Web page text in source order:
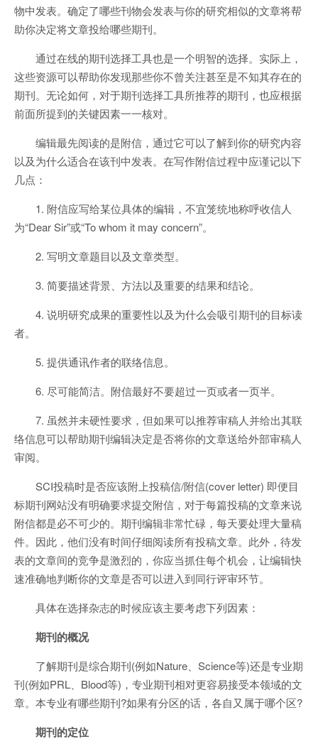
物中发表。确定了哪些刊物会发表与你的研究相似的文章将帮
助你决定将文章投给哪些期刊。
通过在线的期刊选择工具也是一个明智的选择。实际上，
这些资源可以帮助你发现那些你不曾关注甚至是不知其存在的
期刊。无论如何，对于期刊选择工具所推荐的期刊，也应根据
前面所提到的关键因素一一核对。
编辑最先阅读的是附信，通过它可以了解到你的研究内容
以及为什么适合在该刊中发表。在写作附信过程中应谨记以下
几点：
1. 附信应写给某位具体的编辑，不宜笼统地称呼收信人
为“Dear Sir”或“To whom it may concern”。
2. 写明文章题目以及文章类型。
3. 简要描述背景、方法以及重要的结果和结论。
4. 说明研究成果的重要性以及为什么会吸引期刊的目标读
者。
5. 提供通讯作者的联络信息。
6. 尽可能简洁。附信最好不要超过一页或者一页半。
7. 虽然并未硬性要求，但如果可以推荐审稿人并给出其联
络信息可以帮助期刊编辑决定是否将你的文章送给外部审稿人
审阅。
SCI投稿时是否应该附上投稿信/附信(cover letter) 即便目
标期刊网站没有明确要求提交附信，对于每篇投稿的文章来说
附信都是必不可少的。期刊编辑非常忙碌，每天要处理大量稿
件。因此，他们没有时间仔细阅读所有投稿文章。此外，待发
表的文章间的竞争是激烈的，你应当抓住每个机会，让编辑快
速准确地判断你的文章是否可以进入到同行评审环节。
具体在选择杂志的时候应该主要考虑下列因素：
期刊的概况
了解期刊是综合期刊(例如Nature、Science等)还是专业期
刊(例如PRL、Blood等)，专业期刊相对更容易接受本领域的文
章。本专业有哪些期刊?如果有分区的话，各自又属于哪个区?
期刊的定位